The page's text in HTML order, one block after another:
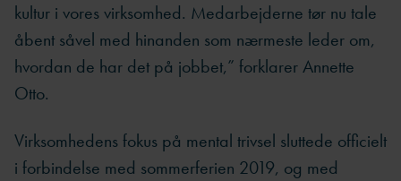
kultur i vores virksomhed. Medarbejderne tør nu tale
åbent såvel med hinanden som nærmeste leder om,
hvordan de har det på jobbet,” forklarer Annette
Otto.
Virksomhedens fokus på mental trivsel sluttede officielt
i forbindelse med sommerferien 2019, og med